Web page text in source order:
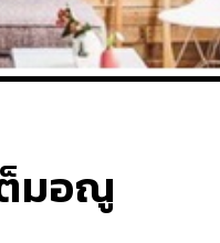
ต็มอณู